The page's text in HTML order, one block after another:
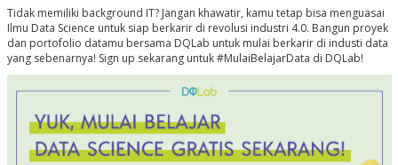
Tidak memiliki background IT? Jangan khawatir, kamu tetap bisa menguasai
Ilmu Data Science untuk siap berkarir di revolusi industri 4.0. Bangun proyek
dan portofolio datamu bersama DQLab untuk mulai berkarir di industi data
yang sebenarnya! Sign up sekarang untuk #MulaiBelajarData di DQLab!